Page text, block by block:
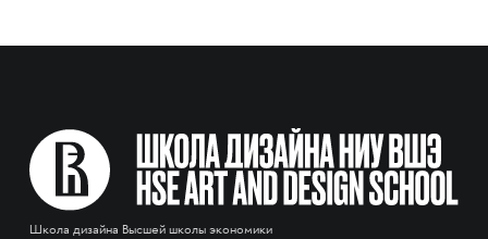
Школа дизайна Высшей школы экономики